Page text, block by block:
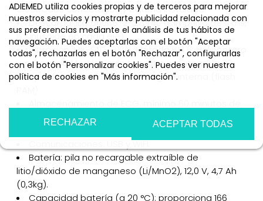
ADIEMED utiliza cookies propias y de terceros para mejorar
nuestros servicios y mostrarte publicidad relacionada con
sus preferencias mediante el análisis de tus hábitos de
navegación. Puedes aceptarlas con el botón "Aceptar
todas", rechazarlas en el botón "Rechazar", configurarlas
con el botón "Personalizar cookies". Puedes ver nuestra
política de cookies en "Más información".
RECHAZAR ACEPTAR TODAS
electrodos conectados y batería instalada.
Descarga: IEC 60068-2-27, (40 g, impulso de 11 ms,
½ sinusoide en cada eje).
Vibración: MIL-STD-810G, Método 514.6, Helicóptero
– categoría 14 y Vehículo terrestre – categoría 20.
Tipo de memoria: memoria digital interna (flash
ECG almacenados para dos episodios de distintos
Comunicaciones: USB y WIFI.
Batería: pila no recargable extraíble de
litio/dióxido de manganeso (Li/MnO2), 12,0 V, 4,7 Ah
(0,3kg).
Capacidad batería (a 20 °C): proporciona 166